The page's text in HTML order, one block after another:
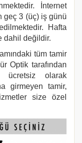
İnternet
geç 3 (üç) iş günü
Hafta
dahil değildir.
tüm tamir
Optik tarafından
ücretsiz olarak
girmeyen tamir,
size özel